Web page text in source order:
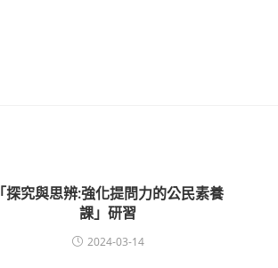
「探究與思辨:強化提問力的公民素養
課」研習
2024-03-14